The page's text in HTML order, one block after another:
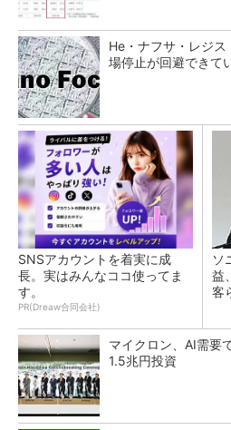
He・ナフサ・レジ
場停止が回避できて
SNSアカウントを着実に成
長。実はみんなココ使ってま
す。
PR(Dreaw合同会社)
ソ
益
客
マイクロン、AI需要
1.5兆円投資